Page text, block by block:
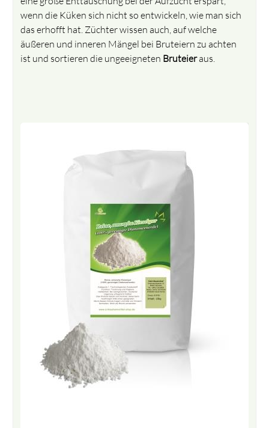
wenn die Küken sich nicht so entwickeln, wie man sich
das erhofft hat. Züchter wissen auch, auf welche
äußeren und inneren Mängel bei Bruteiern zu achten
ist und sortieren die ungeeigneten Bruteieraus.